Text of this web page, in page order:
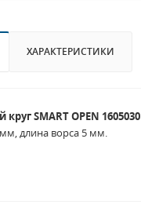
ХАРАКТЕРИСТИКИ
SMART OPEN 1605030
длина ворса 5 мм.